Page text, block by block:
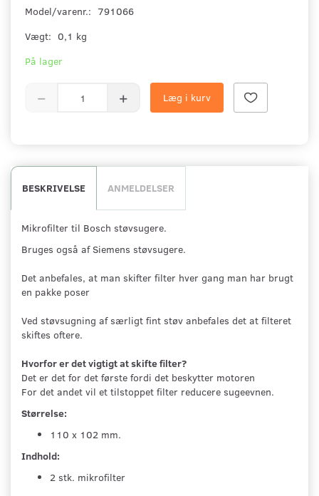
Model/varenr.: 791066
Vægt: 0,1 kg
På lager
Læg i kurv
BESKRIVELSE ANMELDELSER
Mikrofilter til Bosch støvsugere.
Bruges også af Siemens støvsugere.
Det anbefales, at man skifter filter hver gang man har brugt
en pakke poser
Ved støvsugning af særligt fint støv anbefales det at filteret
skiftes oftere.
Hvorfor er det vigtigt at skifte filter?
Det er det for det første fordi det beskytter motoren
For det andet vil et tilstoppet filter reducere sugeevnen.
Størrelse:
110 x 102 mm.
Indhold:
2 stk. mikrofilter